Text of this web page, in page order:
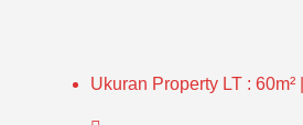
Ukuran Property LT : 60m²